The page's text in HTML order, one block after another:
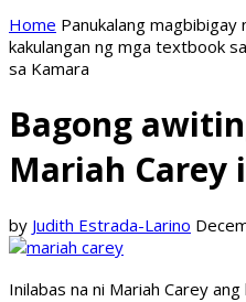
Home Panukalang
kakulangan ng mga textbook
sa Kamara
Bagong
Mariah Carey
by Judith Estrada-Larino
Inilabas na ni Mariah Carey